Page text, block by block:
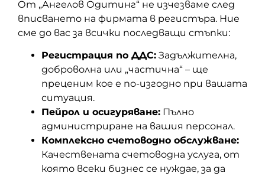
От „Ангелов Одитинг“ не изчезваме след
вписването на фирмата в регистъра. Ние
сме до вас за всички последващи стъпки:
Регистрация по ДДС: Задължителна,
доброволна или „частична“ – ще
преценим кое е по-изгодно при вашата
ситуация.
Пейрол и осигуряване: Пълно
администриране на вашия персонал.
Комплексно счетоводно обслужване:
Качествената счетоводна услуга, от
която всеки бизнес се нуждае, за да